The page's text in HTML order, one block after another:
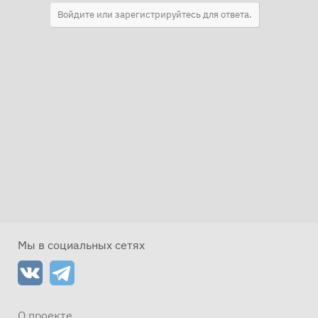
Войдите или зарегистрируйтесь для ответа.
Мы в социальных сетях